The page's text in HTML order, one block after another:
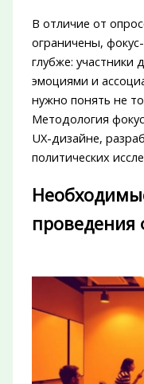
В отличие от
ограничены,
глубже: участники
эмоциями и
нужно понять не
Методология
UX-дизайне,
политических
проведения